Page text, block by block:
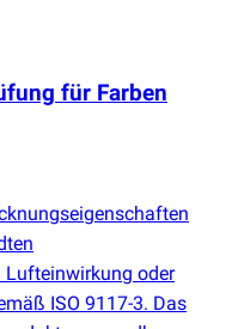
für Farben
Lufteinwirkung oder
ISO 9117-3. Das